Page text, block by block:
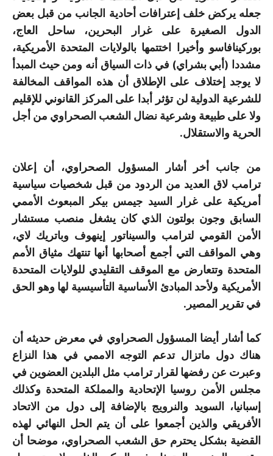
جعله يركض خلف إعترافات أحادية الجانب من قبل بعض
الدول الصغيرة على غرار البحرين، ساحل العاج،
بوركينافاسو وأخيرا اختتمها بالولايات المتحدة الأمريكية،
مشددا (أبي بشراي) في ذات السياق أنه ومن حيث المبدأ
لا يوجد إختلاف على الإطلاق أن هذه المواقف المخالفة
للشرعية الدولية لن تؤثر أبدا على المركز القانوني للإقليم
ولا على طبيعة وشرعية نضال الشعب الصحراوي من أجل
الحرية والاستقلال.
من جانب أخر أشار المسؤول الصحراوي، أن إعلان
ترامب لاق العديد من الردود من قبل شخصيات سياسية
أمريكية على غرار السيد جيمس بيكر المبعوث الأممي
السابق وجون بولتون الذي كان يشغل منصب مستشار
الأمن القومي لترامب والسيناتور إينهوف وباتريك لاي،
وهي المواقف التي أجمع أصحابها أنها تنتهك مثياق الأمم
المتحدة وتتعارض مع الموقف التقليدي للولايات المتحدة
الأمريكية ولأحد المبادئ الأساسية التأسيسية لها وهو الحق
في تقرير المصير.
كما أشار أيضا المسؤول الصحراوي في معرض حديثه أن
هناك دول ماتزال تدعم التوجه الاممي في هذا النزاع
وعبرت عن رفضها لقرار ترامب مثل البلدين العضوين في
مجلس الأمن روسيا الإتحادية والمملكة المتحدة وكذلك
إسبانيا، السويد والنرويج بالإضافة إلى دول من الاتحاد
الأفريقي والذين أجمعوا على أن يتم الحل النهائي لهذه
القضية بشكل يحترم حق الشعب الصحراوي، موضحا أن